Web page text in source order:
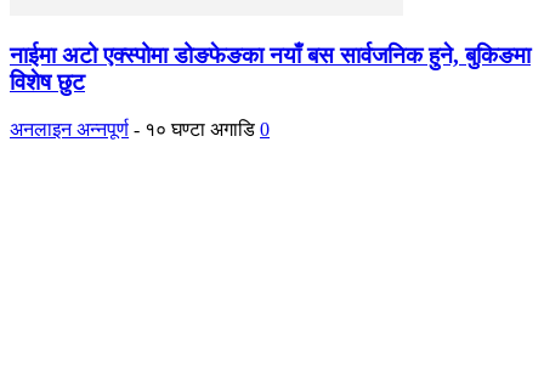
नाईमा अटो एक्स्पोमा डोङफेङका नयाँ बस सार्वजनिक हुने, बुकिङमा
विशेष छुट
अनलाइन अन्नपूर्ण - १० घण्टा अगाडि 0